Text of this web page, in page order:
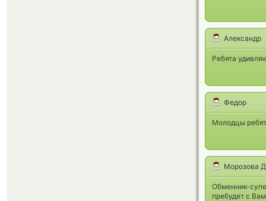
Александр
Ребята
Федор
Молодцы
Морозова
Обменник-
пребудет с